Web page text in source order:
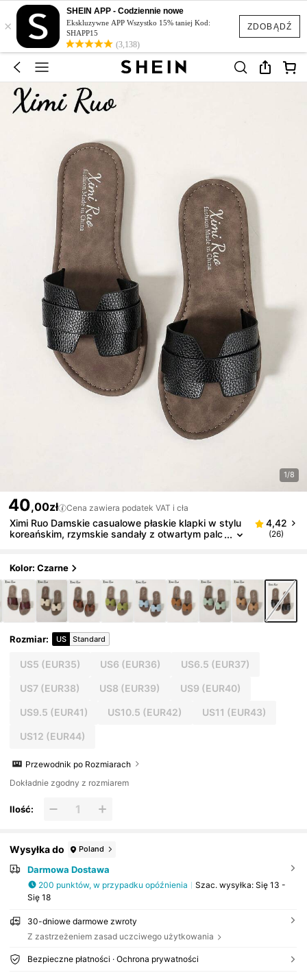
ZDOBĄDŹ
×
SHEIN APP - Codziennie nowe
Ekskluzywne APP Wszystko 15% taniej Kod:
SHAPP15
(3,138)
1/8
40,00zł Cena zawiera podatek VAT i cła
Ximi Ruo Damskie casualowe płaskie klapki w stylu
koreańskim, rzymskie sandały z otwartym palc
na plażę, do mieszkania i na zewnątrz, pasują do s
pódnic
4,42
(26)
Kolor: Czarne
Rozmiar: US Standard
US5 (EUR35) US6 (EUR36) US6.5 (EUR37)
US7(EUR38) US8 (EUR39) US9 (EUR40)
US9.5 (EUR41) US10.5 (EUR42) US11 (EUR43)
US12 (EUR44)
Przewodnik po Rozmiarach
Dokładnie zgodny z rozmiarem
Ilość:
Wysyłka do Poland
Darmowa Dostawa
200 punktów, w przypadku opóźnienia Szac. wysyłka: Się 13 -
Się 18
30-dniowe darmowe zwroty
Z zastrzeżeniem zasad uczciwego użytkowania
Bezpieczne płatności · Ochrona prywatności